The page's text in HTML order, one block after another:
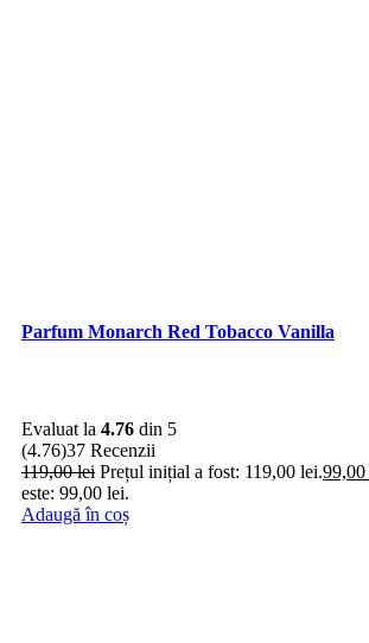
Parfum Monarch Red Tobacco Vanilla
Evaluat la 4.76 din 5
(4.76)37 Recenzii
119,00lei Prețul inițial a fost: 119,00 lei.99,00
este: 99,00 lei.
Adaugă în coș